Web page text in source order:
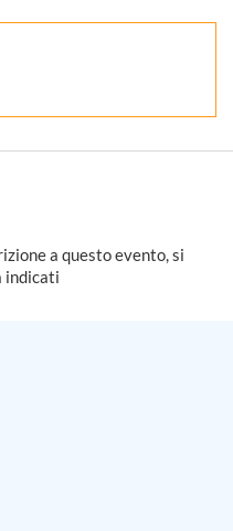
a questo evento, si
indicati